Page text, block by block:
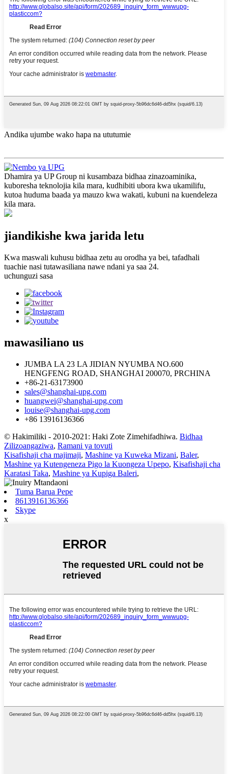
Andika ujumbe wako hapa na ututumie
Dhamira ya UP Group ni kusambaza bidhaa zinazoaminika,
kuboresha teknolojia kila mara, kudhibiti ubora kwa ukamilifu,
kutoa huduma baada ya mauzo kwa wakati, kubuni na kuendeleza
kila mara.
jiandikishe kwa jarida letu
Kwa maswali kuhusu bidhaa zetu au orodha ya bei, tafadhali
tuachie nasi tutawasiliana nawe ndani ya saa 24.
uchunguzi sasa
mawasiliano us
JUMBA LA 23 LA JIDIAN NYUMBA NO.600
HENGFENG ROAD, SHANGHAI 200070, PRCHINA
+86-21-63173900
sales@shanghai-upg.com
huangwei@shanghai-upg.com
louise@shanghai-upg.com
+86 13916136366
© Hakimiliki - 2010-2021: Haki Zote Zimehifadhiwa. Bidhaa
Zilizoangaziwa, Ramani ya tovuti
Kisafishaji cha majimaji, Mashine ya Kuweka Mizani, Baler,
Mashine ya Kutengeneza Pigo la Kuongeza Upepo, Kisafishaji cha
Karatasi Taka, Mashine ya Kupiga Baleri,
Tuma Barua Pepe
8613916136366
Skype
x